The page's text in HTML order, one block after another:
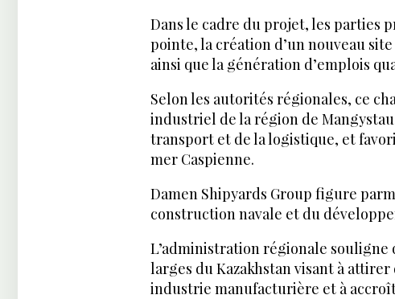
Dans le cadre du projet, les parties
pointe, la création d’un nouveau
ainsi que la génération d’emplois
Selon les autorités régionales, ce
industriel de la région de
transport et de la logistique, et
mer Caspienne.
Damen Shipyards Group figure
construction navale et du
L’administration régionale souligne
larges du Kazakhstan visant à
industrie manufacturière et à